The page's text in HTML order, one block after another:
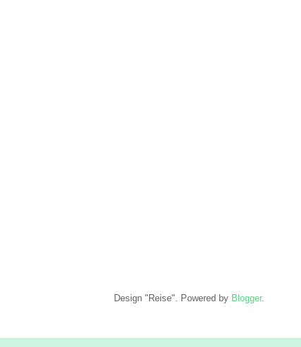
Design "Reise". Powered by Blogger.